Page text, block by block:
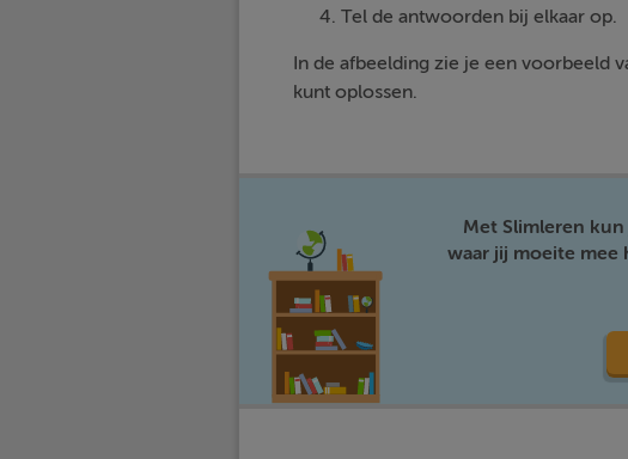
Tel de antwoorden bij elkaar op.
In de afbeelding zie je een voorbeeld
kunt oplossen.
Met Slimleren
waar jij moeite